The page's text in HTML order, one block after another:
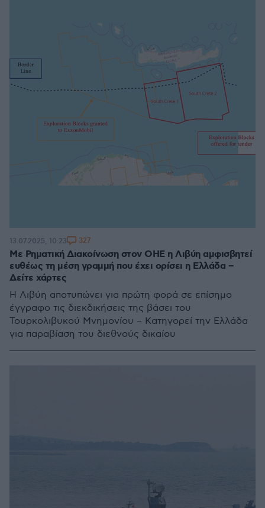
Με Ρηματική Διακοίνωση στον ΟΗΕ η Λιβύη αμφισβητεί
ευθέως τη μέση γραμμή που έχει ορίσει η Ελλάδα –
Δείτε χάρτες
Η Λιβύη αποτυπώνει για πρώτη φορά σε επίσημο
έγγραφο τις διεκδικήσεις της βάσει του
Τουρκολιβυκού Μνημονίου – Κατηγορεί την Ελλάδα
για παραβίαση του διεθνούς δικαίου
13.07.2025, 10:23 327